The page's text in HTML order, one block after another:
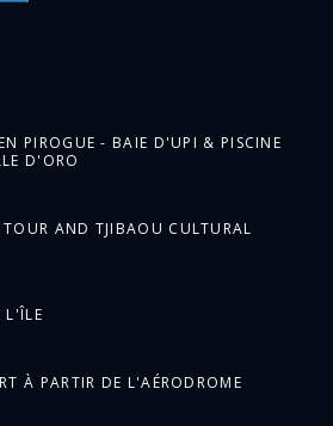
PIROGUE - BAIE D'UPI & PISCINE
D'ORO
TOUR AND TJIBAOU CULTURAL
L'ÎLE
À PARTIR DE L'AÉRODROME